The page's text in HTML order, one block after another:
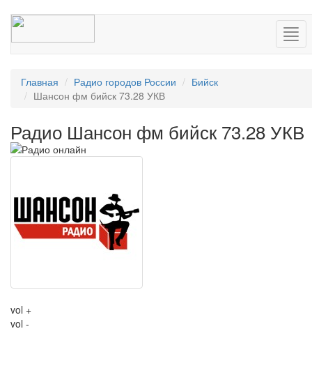
Главная Радио городов России
Бийск
Шансон фм бийск 73.28 УКВ
Радио Шансон фм бийск 73.28 УКВ
vol +
vol -